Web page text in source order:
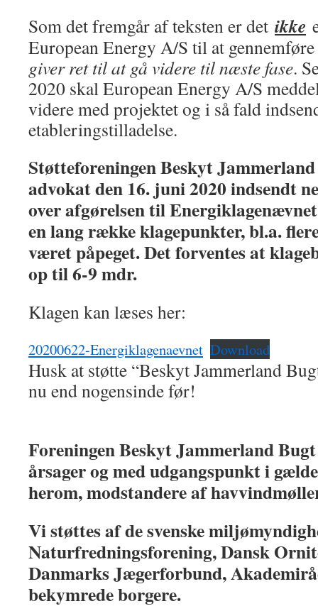
Som det fremgår af teksten er det ikke
European Energy A/S til at
giver ret til at gå videre til næste fase.
2020 skal European Energy A/S
videre med projektet og i så fald
etableringstilladelse.
Støtteforeningen Beskyt
advokat den 16. juni 2020 indsendt
over afgørelsen til
en lang række klagepunkter, bl.a.
været påpeget. Det forventes at
op til 6-9 mdr.
Klagen kan læses her:
20200622-Energiklagenaevnet Download
Husk at støtte “Beskyt Jammerland
nu end nogensinde før!
Foreningen Beskyt Jammerland
årsager og med udgangspunkt i
herom, modstandere af
Vi støttes af de svenske
Naturfredningsforening, Dansk
Danmarks Jægerforbund,
bekymrede borgere.